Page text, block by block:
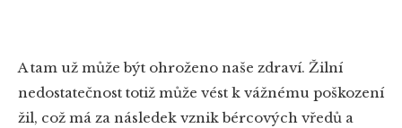
A tam už může být ohroženo naše zdraví. Žilní
nedostatečnost totiž může vést k vážnému poškození
žil, což má za následek vznik bércových vředů a